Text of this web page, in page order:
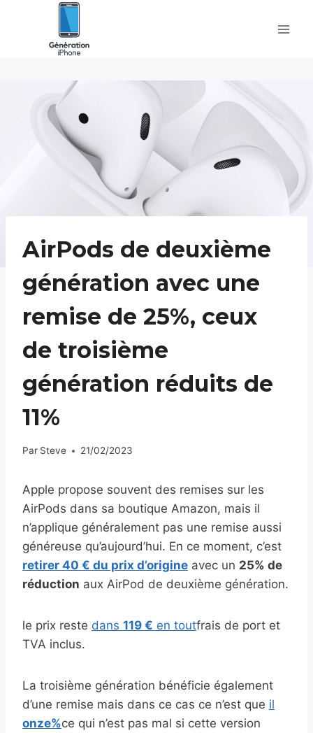
AirPods de deuxième
génération avec une
remise de 25%, ceux
de troisième
génération réduits de
11%
Par Steve 21/02/2023
Apple propose souvent des remises sur les
AirPods dans sa boutique Amazon, mais il
n’applique généralement pas une remise aussi
généreuse qu’aujourd’hui. En ce moment, c’est
retirer 40 € du prix d’origine avec un 25% de
réduction aux AirPod de deuxième génération.
le prix reste dans 119 € en toutfrais de port et
TVA inclus.
La troisième génération bénéficie également
d’une remise mais dans ce cas ce n’est que il
onze%ce qui n’est pas mal si cette version